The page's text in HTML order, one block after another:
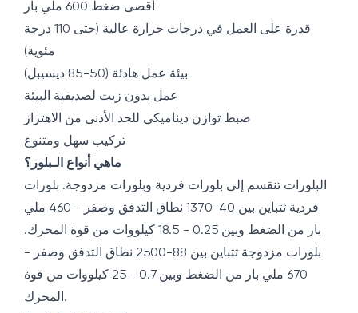
أقصى ضغط 600 ملي بار
قدرة على العمل في درجات حرارة عالية (حتى 110 درجة
مئوية)
بيئة عمل هادئة (50-85 ديسيبل)
عمل بدون زيت لصديقية البيئة
ضبط توازن ديناميكي للحد الأدنى من الاهتزاز
تركيب سهل ومتنوع
ماهي أنواع الـبلور؟
البلورات تنقسم إلى بلورات فردية وبلورات مزدوجة. بلورات
فردية تتباين بين 40-1370 نطاق التدفق وصفر - 460 ملي
بار من الضغط وبين 0.25 - 18.5 كيلووات من قوة المحرك.
بلورات مزدوجة تتباين بين 88-2500 نطاق التدفق وصفر -
670 ملي بار من الضغط وبين 0.7 - 25 كيلووات من قوة
المحرك.